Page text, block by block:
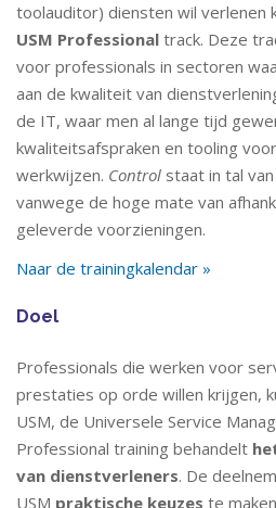
toolauditor) diensten wil verlenen
USM Professional track. Deze
voor professionals in sectoren
aan de kwaliteit van
de IT, waar men al lange tijd
kwaliteitsafspraken en tooling
werkwijzen. Control staat in tal
vanwege de hoge mate van
geleverde voorzieningen.
Naar de trainingkalendar »
Doel
Professionals die werken voor
prestaties op orde willen krijgen,
USM, de Universele Service
Professional training behandelt
van dienstverleners. De
USM praktische keuzes te